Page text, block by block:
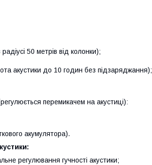
50 метрів від колонки);
акустики до 10 годин без підзаряджання);
перемикачем на акустиці):
акумулятора).
регулювання гучності акустики;